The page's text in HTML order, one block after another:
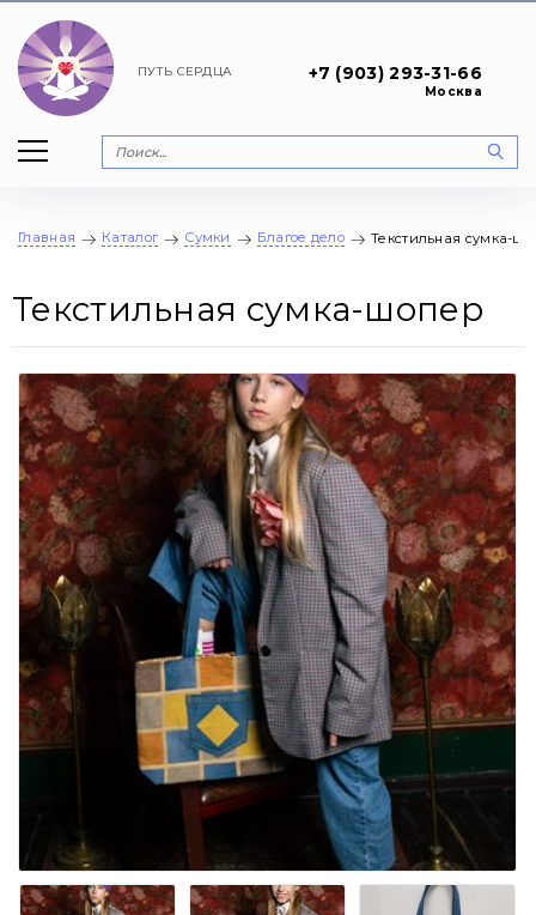
ПУТЬ СЕРДЦА +7 (903) 293-31-66
Москва
Главная Каталог Сумки Благое дело Текстильная сумка-
Текстильная сумка-шопер